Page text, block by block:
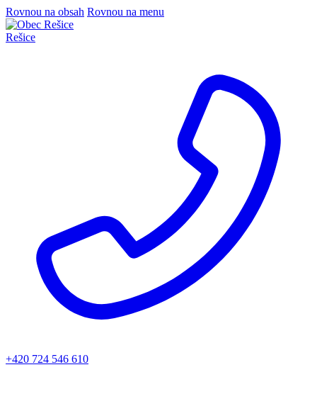
Rovnou na obsah Rovnou na menu
Rešice
+420 724 546 610